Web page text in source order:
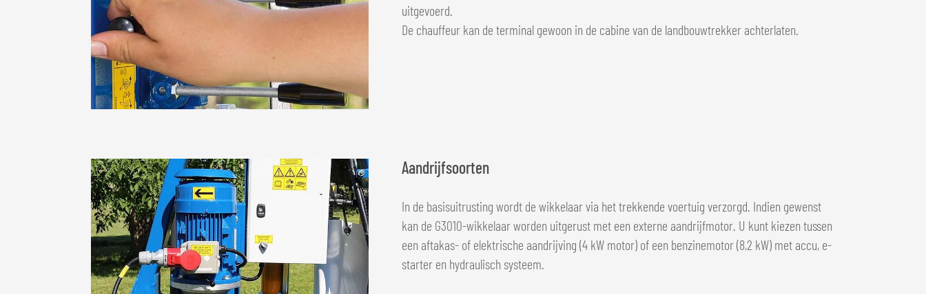
uitgevoerd.
De chauffeur kan de terminal gewoon in de cabine van de landbouwtrekker achterlaten.
Aandrijfsoorten
In de basisuitrusting wordt de wikkelaar via het trekkende voertuig verzorgd. Indien gewenst
kan de G3010-wikkelaar worden uitgerust met een externe aandrijfmotor. U kunt kiezen tussen
een aftakas- of elektrische aandrijving (4 kW motor) of een benzinemotor (8,2 kW) met accu, e-
starter en hydraulisch systeem.